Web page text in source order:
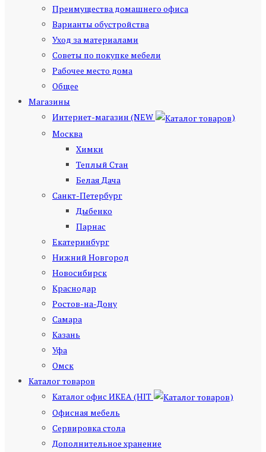
Преимущества домашнего офиса
Варианты обустройства
Уход за материалами
Советы по покупке мебели
Рабочее место дома
Общее
Магазины
Интернет-магазин (NEW
)
Москва
Химки
Теплый Стан
Белая Дача
Санкт-Петербург
Дыбенко
Парнас
Екатеринбург
Нижний Новгород
Новосибирск
Краснодар
Ростов-на-Дону
Самара
Казань
Уфа
Омск
Каталог товаров
Каталог офис ИКЕА (HIT
)
Офисная мебель
Сервировка стола
Дополнительное хранение